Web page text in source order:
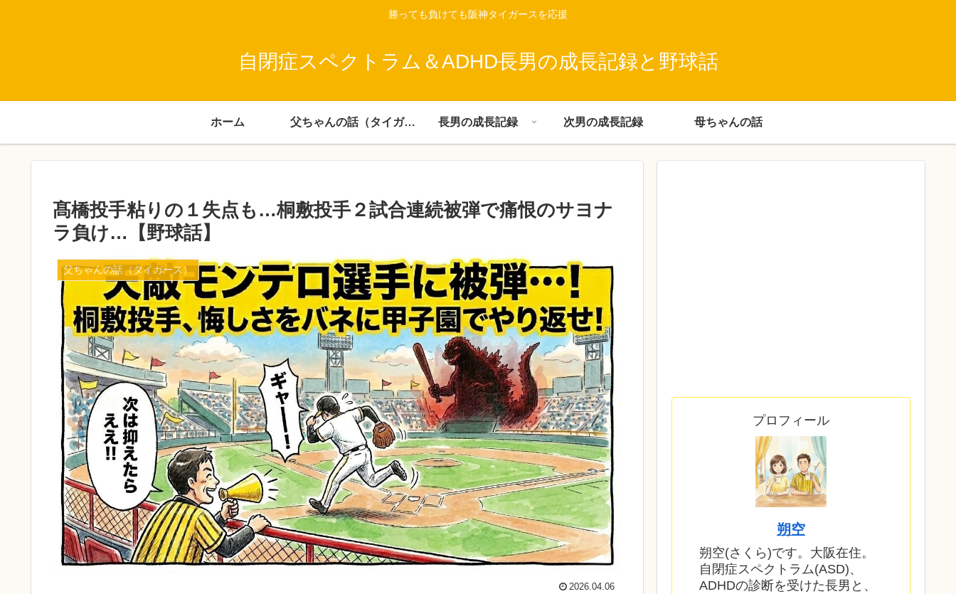
勝っても負けても阪神タイガースを応援
自閉症スペクトラム＆ADHD長男の成長記録と野球話
ホーム 父ちゃんの話（タイガース） 長男の成長記録 次男の成長記録 母ちゃんの話
髙橋投手粘りの１失点も…桐敷投手２試合連続被弾で痛恨のサヨナ
ラ負け…【野球話】
父ちゃんの話（タイガース）
2026.04.06
プロフィール
朔空
朔空(さくら)です。大阪在住。
自閉症スペクトラム(ASD)、
ADHDの診断を受けた長男と、